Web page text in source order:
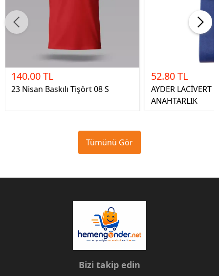
140.00 TL
23 Nisan Baskılı Tişört 08 S
52.80 TL
AYDER LACİVERT
ANAHTARLIK
Tümünü Gör
Bizi takip edin